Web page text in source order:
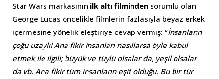
Star Wars markasının ilk altı filminden sorumlu olan
George Lucas öncelikle filmlerin fazlasıyla beyaz erkek
içermesine yönelik eleştiriye cevap vermiş: “İnsanların
çoğu uzaylı! Ana fikir insanları nasıllarsa öyle kabul
etmek ile ilgili; büyük ve tüylü olsalar da, yeşil olsalar
da vb. Ana fikir tüm insanların eşit olduğu. Bu bir tür